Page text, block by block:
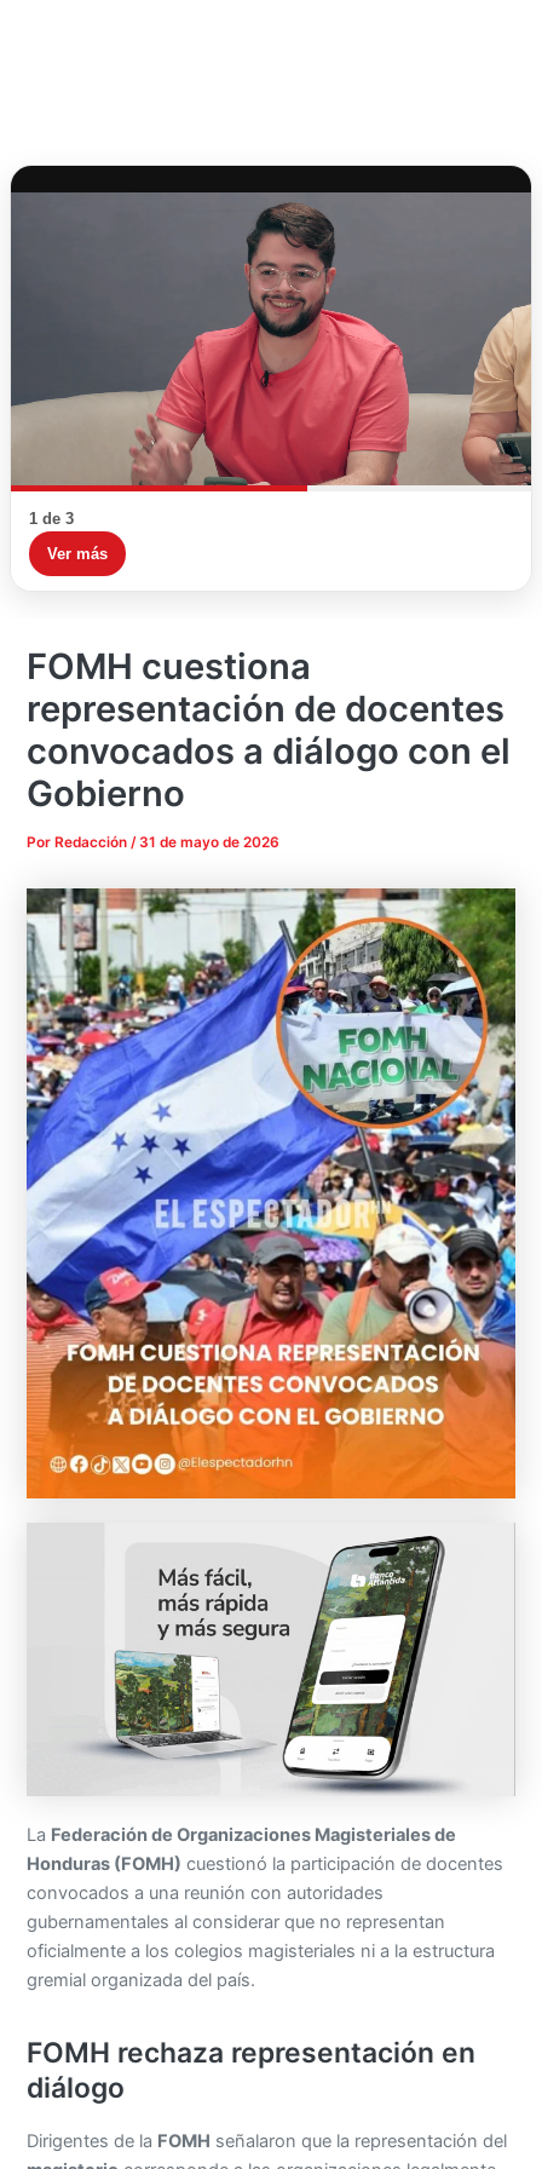
1 de 3
Ver más
FOMH cuestiona
representación de docentes
convocados a diálogo con el
Gobierno
Por Redacción/ 31 de mayo de 2026
La Federación de Organizaciones Magisteriales de
Honduras (FOMH) cuestionó la participación de docentes
convocados a una reunión con autoridades
gubernamentales al considerar que no representan
oficialmente a los colegios magisteriales ni a la estructura
gremial organizada del país.
FOMH rechaza representación en
diálogo
Dirigentes de la FOMH señalaron que la representación del